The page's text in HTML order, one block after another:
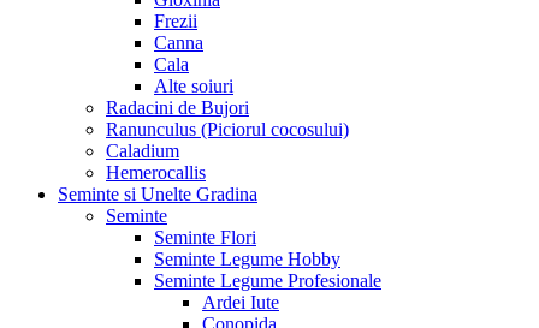
Frezii
Canna
Cala
Alte soiuri
Radacini de Bujori
Ranunculus (Piciorul cocosului)
Caladium
Hemerocallis
Seminte si Unelte Gradina
Seminte
Seminte Flori
Seminte Legume Hobby
Seminte Legume Profesionale
Ardei Iute
Conopida